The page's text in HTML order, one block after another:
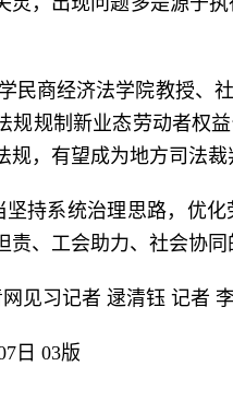
民商经济法学院教授、
规规制新业态劳动者权
规，有望成为地方司法
坚持系统治理思路，优
责、工会助力、社会协
网见习记者 逯清钰 记者
日 03版